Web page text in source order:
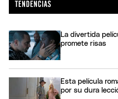
La divertida
promete risas
Esta película
por su dura